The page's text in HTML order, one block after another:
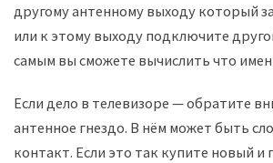
другому антенному выходу который
или к этому выходу подключите
самым вы сможете вычислить что
Если дело в телевизоре — обратите
антенное гнездо. В нём может быть
контакт. Если это так купите новый и